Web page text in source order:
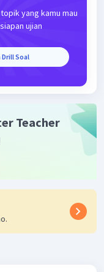
yang kamu mau
ujian
Soal
Teacher